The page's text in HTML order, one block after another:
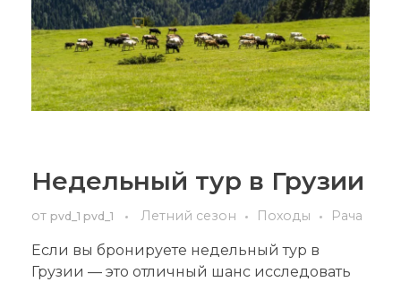
Недельный тур в Грузии
от pvd_1 pvd_1 Летний сезон Походы Рача
Если вы бронируете недельный тур в
Грузии — это отличный шанс исследовать